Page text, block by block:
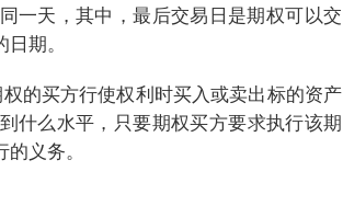
一天，其中，最后交易日是期权可以交
期。
的买方行使权利时买入或卖出标的资产
什么水平 ，只要期权买方要求执行该期
义务。